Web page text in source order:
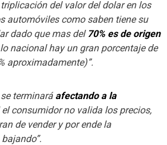
del valor del dolar en los
automóviles como saben tiene su
dado que mas del 70% es de origen
nacional hay un gran porcentaje de
aproximadamente)”.
terminará afectando a la
el consumidor no valida los precios,
de vender y por ende la